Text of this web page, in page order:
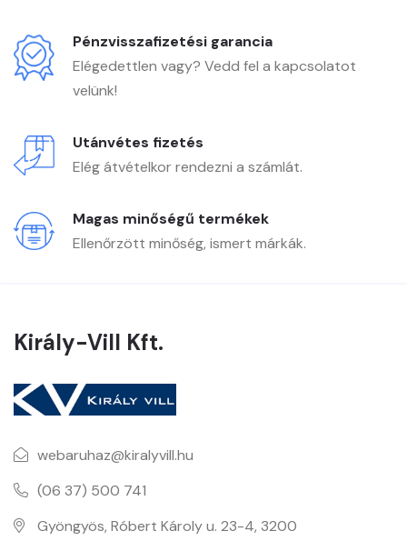
Pénzvisszafizetési garancia
Elégedettlen vagy? Vedd fel a kapcsolatot
velünk!
Utánvétes fizetés
Elég átvételkor rendezni a számlát.
Magas minőségű termékek
Ellenőrzött minőség, ismert márkák.
Király-Vill Kft.
webaruhaz@kiralyvill.hu
(06 37) 500 741
Gyöngyös, Róbert Károly u. 23-4, 3200